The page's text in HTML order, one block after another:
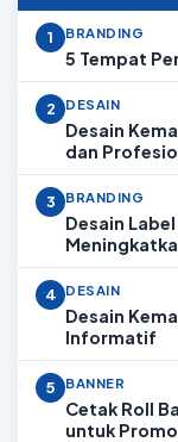
1 BRANDING
5 Tempat
2 DESAIN
Desain
dan
3 BRANDING
Desain
4 DESAIN
Desain
Informatif
5 BANNER
Cetak Roll
untuk